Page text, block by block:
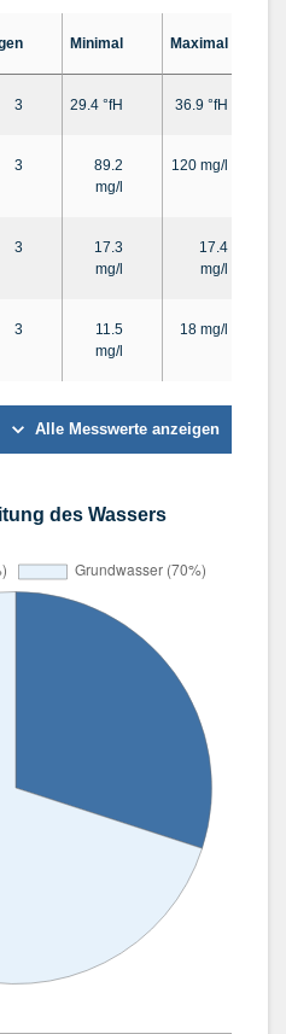
Minimal Maximal
3 29.4 °fH 36.9 °fH
3
89.2
mg/l
120 mg/l
3
17.3
mg/l
17.4
mg/l
3
11.5
mg/l
18 mg/l
Alle Messwerte anzeigen
des Wassers